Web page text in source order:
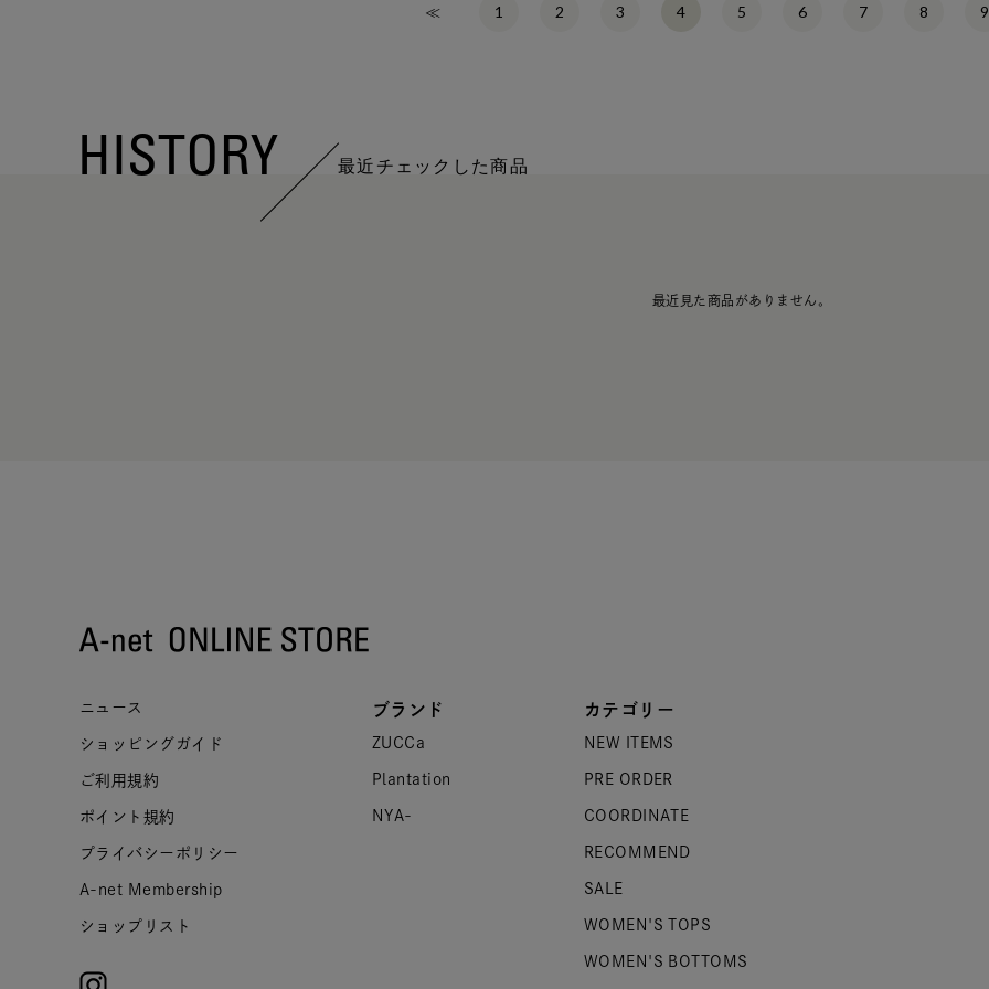
≪ 1 2 3 4 5 6 7 8 9
HISTORY 最近チェックした商品
最近見た商品がありません。
ニュース
ショッピングガイド
ご利用規約
ポイント規約
プライバシーポリシー
A-net Membership
ショップリスト
ブランド
ZUCCa
Plantation
NYA-
カテゴリー
NEW ITEMS
PRE ORDER
COORDINATE
RECOMMEND
SALE
WOMEN'S TOPS
WOMEN'S BOTTOMS